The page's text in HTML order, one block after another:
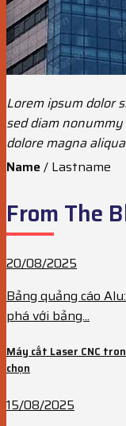
Lorem ipsum dolor
sed diam
dolore magna
Name/ Lastname
From The
20/08/2025
Bảng quảng cáo
phá với bảng...
Máy cắt Laser CNC
chọn
15/08/2025